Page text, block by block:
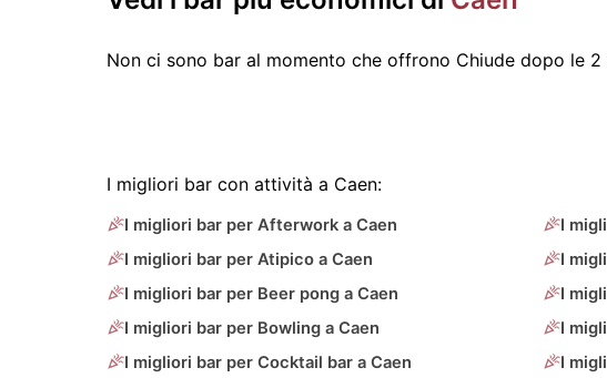
Non ci sono bar al momento che offrono Chiude dopo le
I migliori bar con attività a Caen:
I migliori bar per Afterwork a Caen I
I migliori bar per Atipico a Caen
I
I migliori bar per Beer pong a Caen
I
I migliori bar per Bowling a Caen
I
I migliori bar per Cocktail bar a Caen
I